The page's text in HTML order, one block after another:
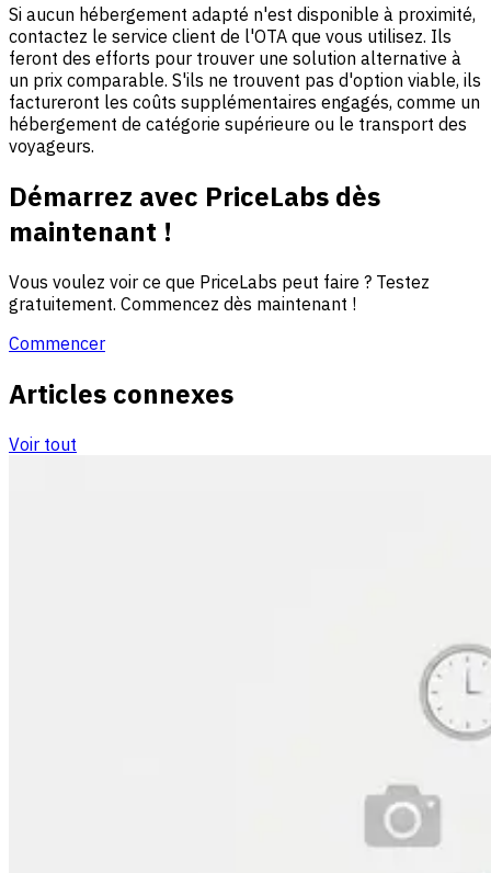
Si aucun hébergement adapté n'est disponible à proximité,
contactez le service client de l'OTA que vous utilisez. Ils
feront des efforts pour trouver une solution alternative à
un prix comparable. S'ils ne trouvent pas d'option viable, ils
factureront les coûts supplémentaires engagés, comme un
hébergement de catégorie supérieure ou le transport des
voyageurs.
Démarrez avec PriceLabs dès
maintenant !
Vous voulez voir ce que PriceLabs peut faire ? Testez
gratuitement. Commencez dès maintenant !
Commencer
Articles connexes
Voir tout